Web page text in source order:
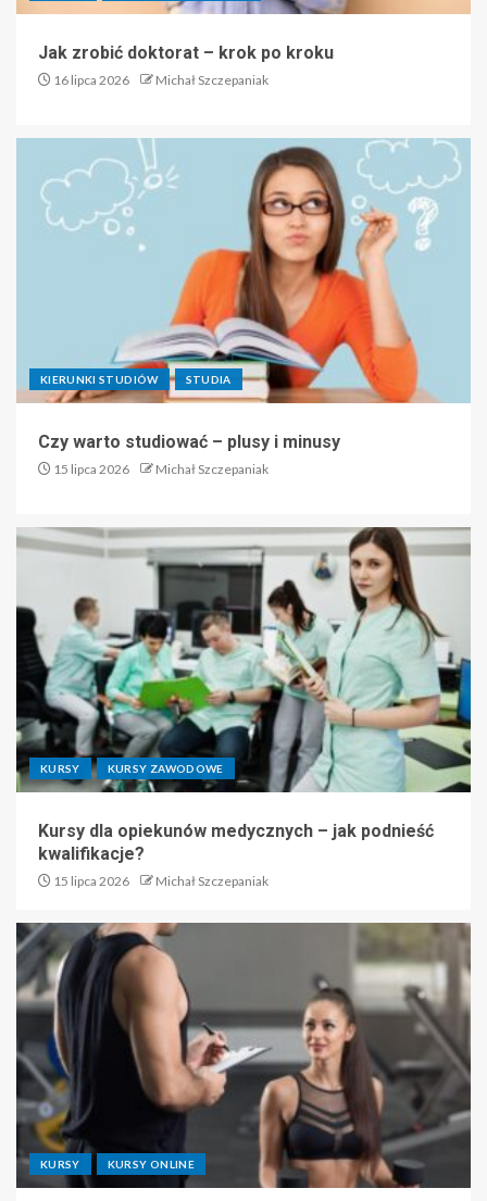
Jak zrobić doktorat – krok po kroku
16 lipca 2026 Michał Szczepaniak
KIERUNKI STUDIÓW STUDIA
Czy warto studiować – plusy i minusy
15 lipca 2026 Michał Szczepaniak
KURSY KURSY ZAWODOWE
Kursy dla opiekunów medycznych – jak podnieść
kwalifikacje?
15 lipca 2026 Michał Szczepaniak
KURSY KURSY ONLINE